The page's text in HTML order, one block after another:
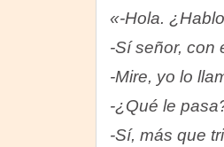
«-Hola.
-Sí señor, con
-Mire, yo lo
-¿Qué le
-Sí, más que